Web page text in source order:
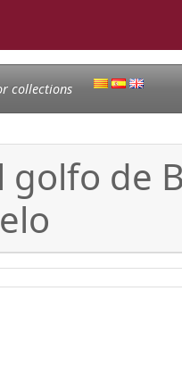
collections
golfo de